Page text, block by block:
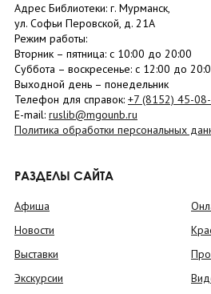
Адрес Библиотеки: г. Мурманск,
ул. Софьи Перовской, д. 21А
Режим работы:
Вторник – пятница: с 10:00 до 20:00
Суббота – воскресенье: c 12:00 до
Выходной день – понедельник
Телефон для справок: +7 (8152) 45-
E-mail: ruslib@mgounb.ru
Политика обработки персональных
РАЗДЕЛЫ САЙТА
Афиша
Новости
Выставки
Экскурсии